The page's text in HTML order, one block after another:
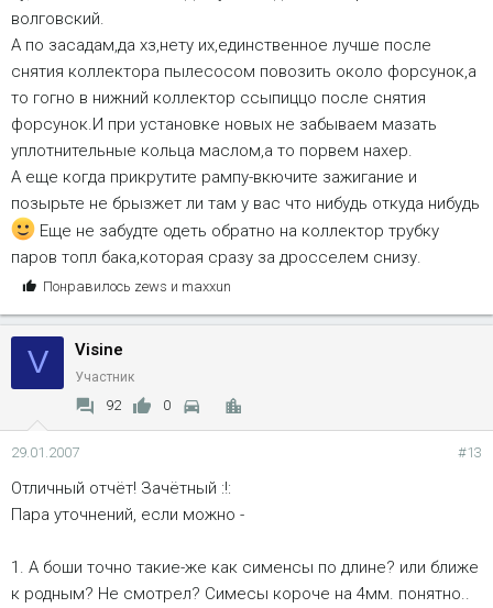
волговский.
А по засадам,да хз,нету их,единственное лучше после
снятия коллектора пылесосом повозить около форсунок,а
то гогно в нижний коллектор ссыпиццо после снятия
форсунок.И при установке новых не забываем мазать
уплотнительные кольца маслом,а то порвем нахер.
А еще когда прикрутите рампу-вкючите зажигание и
позырьте не брызжет ли там у вас что нибудь откуда нибудь
Еще не забудте одеть обратно на коллектор трубку
паров топл бака,которая сразу за дросселем снизу.
С
м
п
а
т
:
Понравилось zews и maxxun
V Visine
Участник
92 0
29.01.2007 #13
Отличный отчёт! Зачётный :!:
Пара уточнений, если можно -
1. А боши точно такие-же как сименсы по длине? или ближе
к родным? Не смотрел? Симесы короче на 4мм. понятно..